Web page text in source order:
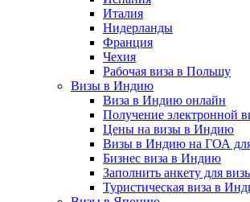
Италия
Нидерланды
Франция
Чехия
Рабочая виза в Польшу
Визы в Индию
Виза в Индию онлайн
Получение электронной
Цены на визы в Индию
Визы в Индию на ГОА для
Бизнес виза в Индию
Заполнить анкету для
Туристическая виза в